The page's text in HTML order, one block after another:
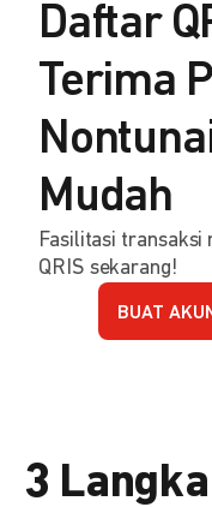
Daftar
Terima
Mudah
Fasilitasi transaksi
QRIS sekarang!
BUAT
3